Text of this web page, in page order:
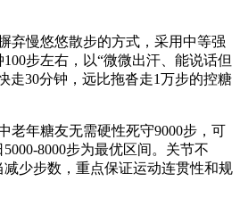
弃慢悠悠散步的方式，采用中等强
步左右，以“微微出汗、能说话但
走30分钟，远比拖沓走1万步的控糖
老年糖友无需硬性死守9000步，可
8000步为最优区间。关节不
少步数，重点保证运动连贯性和规